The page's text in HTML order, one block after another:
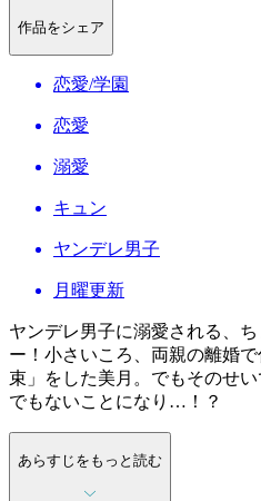
作品をシェア
恋愛/学園
恋愛
溺愛
キュン
ヤンデレ男子
月曜更新
ヤンデレ男子に溺愛される、
ー！小さいころ、両親の離婚
束」をした美月。でもそのせ
でもないことになり…！？
あらすじをもっと読む